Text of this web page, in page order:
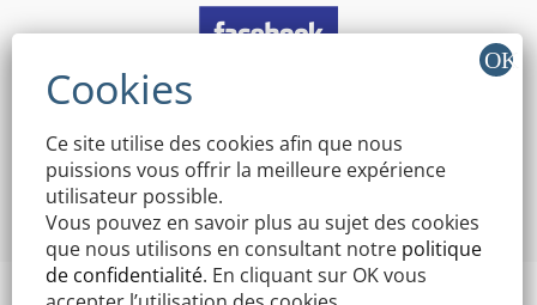
Ce site utilise des cookies afin que nous
puissions vous offrir la meilleure expérience
utilisateur possible.
Vous pouvez en savoir plus au sujet des cookies
que nous utilisons en consultant notre politique
de confidentialité. En cliquant sur OK vous